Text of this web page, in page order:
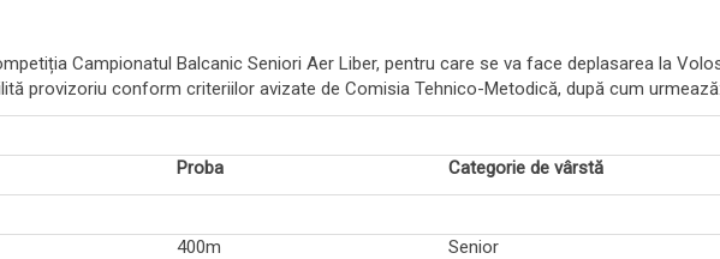
Campionatul Balcanic Seniori Aer Liber, pentru care se va face deplasarea la
provizoriu conform criteriilor avizate de Comisia Tehnico-Metodică, după cum urmează:
Proba
Categorie de vârstă
400m
Senior